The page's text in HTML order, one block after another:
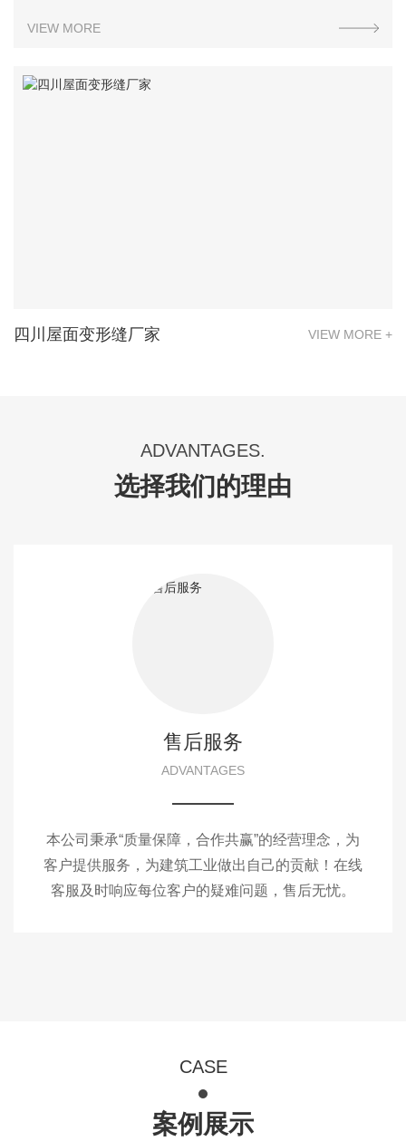
VIEW MORE
四川屋面变形缝厂家 VIEW MORE +
ADVANTAGES.
选择我们的理由
售后服务
ADVANTAGES
本公司秉承“质量保障，合作共赢”的经营理念，为
客户提供服务，为建筑工业做出自己的贡献！在线
客服及时响应每位客户的疑难问题，售后无忧。
CASE
案例展示